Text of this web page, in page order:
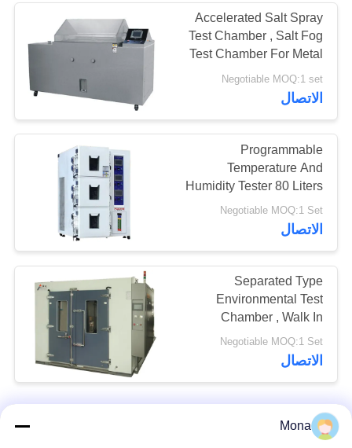
Accelerated Salt Spray
Test Chamber , Salt Fog
Test Chamber For Metal
Parts,Temperature
humidity test chamber
Negotiable MOQ:1 set
الاتصال
Programmable
Temperature And
Humidity Tester 80 Liters
3 Chambers Type
Negotiable MOQ:1 Set
الاتصال
Separated Type
Environmental Test
Chamber , Walk In
Temperature Humidity
Chamber Room
Negotiable MOQ:1 Set
الاتصال
Mona